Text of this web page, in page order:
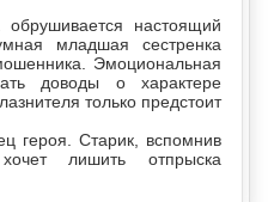
настоящий
младшая сестренка
Эмоциональная
доводы о характере
только предстоит
героя. Старик, вспомнив
лишить отпрыска